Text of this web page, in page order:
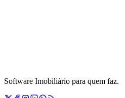
Software Imobiliário para quem faz.